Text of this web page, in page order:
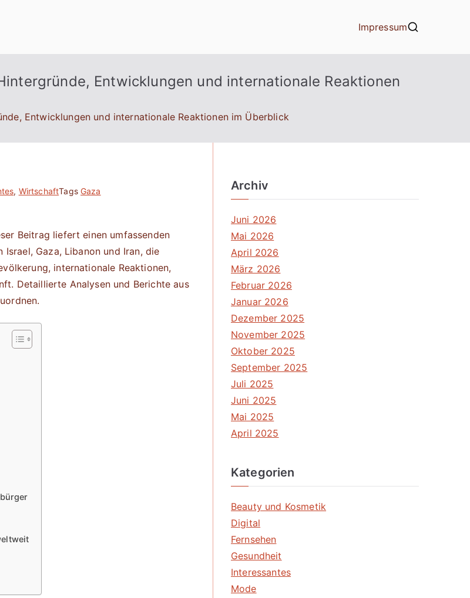
Impressum
Entwicklungen und internationale Reaktionen
Entwicklungen und internationale Reaktionen im Überblick
, WirtschaftTags Gaza
Beitrag liefert einen umfassenden
Gaza, Libanon und Iran, die
internationale Reaktionen,
Detaillierte Analysen und Berichte aus
Archiv
Juni 2026
Mai 2026
April 2026
März 2026
Februar 2026
Januar 2026
Dezember 2025
November 2025
Oktober 2025
September 2025
Juli 2025
Juni 2025
Mai 2025
April 2025
Kategorien
Beauty und Kosmetik
Digital
Fernsehen
Gesundheit
Interessantes
Mode